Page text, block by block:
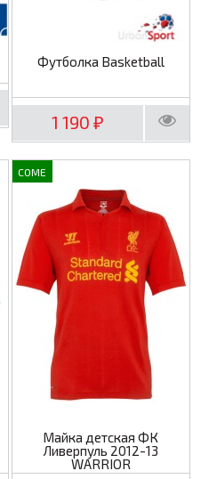
Футболка Basketball
1 190 ₽
COME
Майка детская ФК
Ливерпуль 2012-13
WARRIOR